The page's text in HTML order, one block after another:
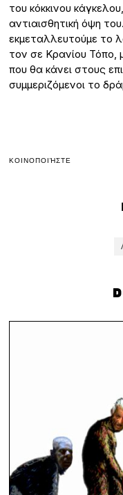
του κόκκινου
αντιαισθητική όψη
εκμεταλλευτούμε το
τον σε Κρανίου
που θα κάνει στους
συμμεριζόμενοι το
ΚΟΙΝΟΠΟΙΉΣΤΕ